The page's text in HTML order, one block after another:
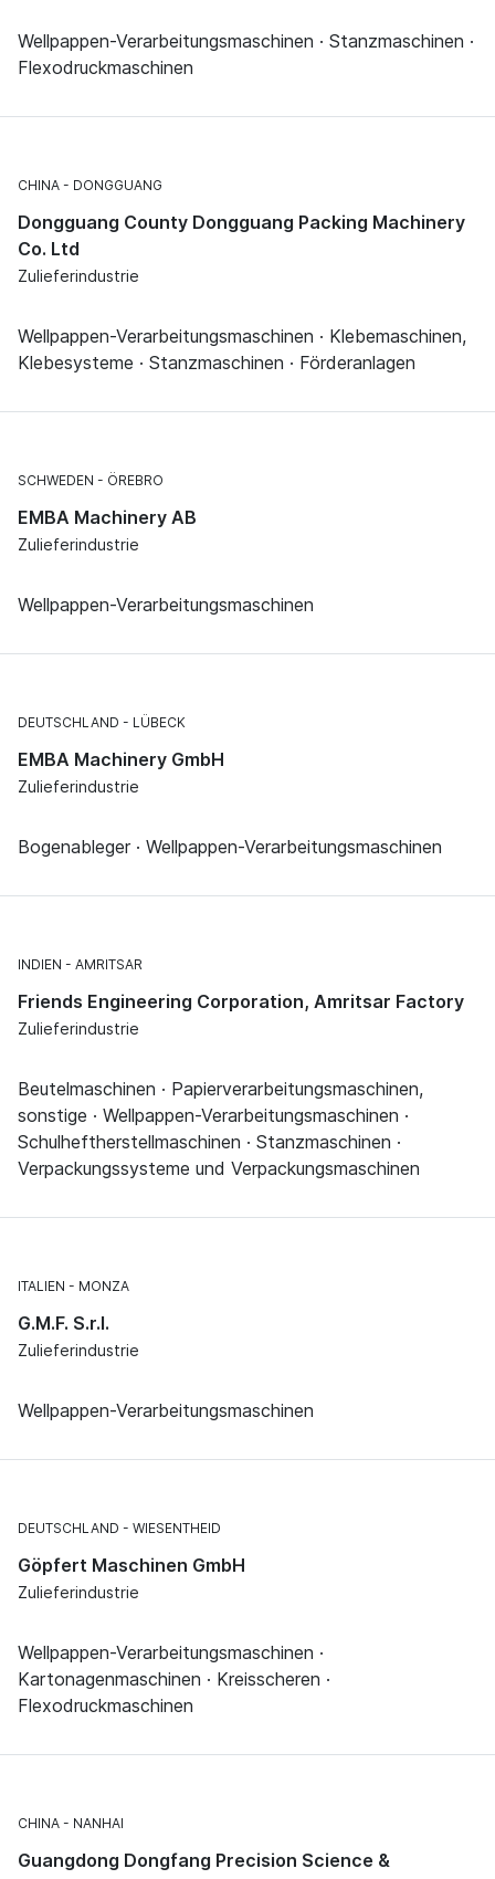
Wellpappen-Verarbeitungsmaschinen · Stanzmaschinen ·
Flexodruckmaschinen
CHINA DONGGUANG
Dongguang County Dongguang Packing Machinery
Co. Ltd
Zulieferindustrie
Wellpappen-Verarbeitungsmaschinen · Klebemaschinen,
Klebesysteme · Stanzmaschinen · Förderanlagen
SCHWEDEN ÖREBRO
EMBA Machinery AB
Zulieferindustrie
Wellpappen-Verarbeitungsmaschinen
DEUTSCHLAND LÜBECK
EMBA Machinery GmbH
Zulieferindustrie
Bogenableger · Wellpappen-Verarbeitungsmaschinen
INDIEN AMRITSAR
Friends Engineering Corporation, Amritsar Factory
Zulieferindustrie
Beutelmaschinen · Papierverarbeitungsmaschinen,
sonstige · Wellpappen-Verarbeitungsmaschinen ·
Schulheftherstellmaschinen · Stanzmaschinen ·
Verpackungssysteme und Verpackungsmaschinen
ITALIEN MONZA
G.M.F. S.r.l.
Zulieferindustrie
Wellpappen-Verarbeitungsmaschinen
DEUTSCHLAND WIESENTHEID
Göpfert Maschinen GmbH
Zulieferindustrie
Wellpappen-Verarbeitungsmaschinen ·
Kartonagenmaschinen · Kreisscheren ·
Flexodruckmaschinen
CHINA NANHAI
Guangdong Dongfang Precision Science &